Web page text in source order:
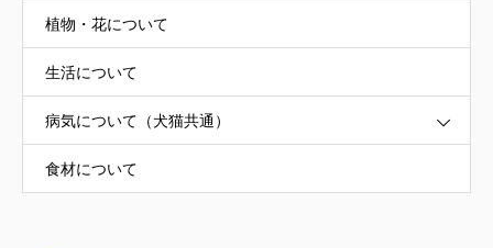
植物・花について
生活について
病気について（犬猫共通）
食材について